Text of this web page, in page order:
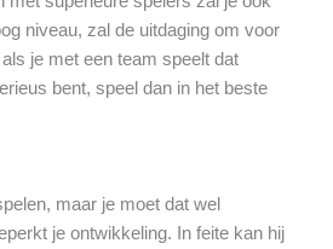
niveau, zal de uitdaging om voor
je met een team speelt dat
bent, speel dan in het beste
maar je moet dat wel
je ontwikkeling. In feite kan hij